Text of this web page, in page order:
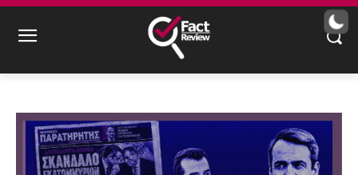
σκανδαλοθηρικό περιεχόμενο τεχνητής
νοημοσύνης